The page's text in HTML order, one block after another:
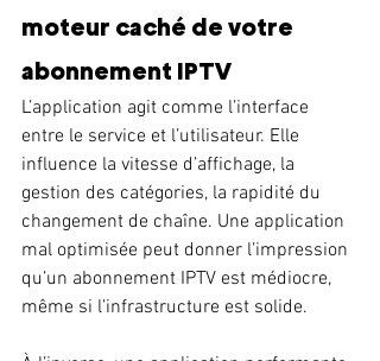
moteur caché de votre
abonnement IPTV
L’application agit comme l’interface
entre le service et l’utilisateur. Elle
influence la vitesse d’affichage, la
gestion des catégories, la rapidité du
changement de chaîne. Une application
mal optimisée peut donner l’impression
qu’un abonnement IPTV est médiocre,
même si l’infrastructure est solide.